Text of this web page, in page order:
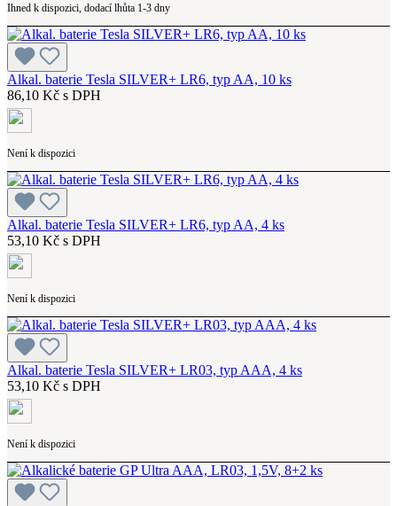
Ihned k dispozici, dodací lhůta 1-3 dny
Alkal. baterie Tesla SILVER+ LR6, typ AA, 10 ks
86,10 Kč s DPH
Není k dispozici
Alkal. baterie Tesla SILVER+ LR6, typ AA, 4 ks
53,10 Kč s DPH
Není k dispozici
Alkal. baterie Tesla SILVER+ LR03, typ AAA, 4 ks
53,10 Kč s DPH
Není k dispozici